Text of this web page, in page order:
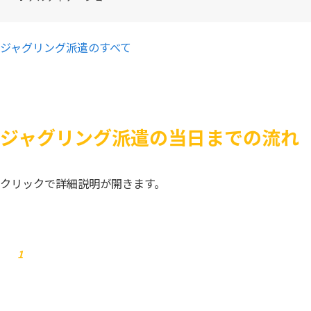
ジャグリング派遣のすべて
ジャグリング派遣の当日までの流れ
クリックで詳細説明が開きます。
1